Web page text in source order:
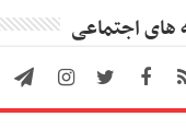
اجتماعی